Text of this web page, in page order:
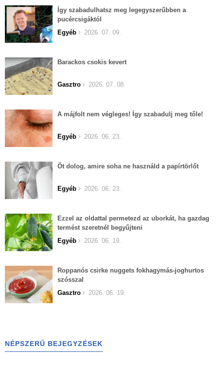
Így szabadulhatsz meg legegyszerűbben a
pucércsigáktól
Egyéb
2026. 07. 09.
Barackos csokis kevert
Gasztro 2026. 07. 08.
A májfolt nem végleges! Így szabadulj meg tőle!
Egyéb 2026. 06. 23.
Öt dolog, amire soha ne használd a papírtörlőt
Egyéb 2026. 06. 23.
Ezzel az oldattal permetezd az uborkát, ha gazdag
termést szeretnél begyűjteni
Egyéb
2026. 06. 19.
Roppanós csirke nuggets fokhagymás-joghurtos
szósszal
Gasztro
2026. 06. 19.
NÉPSZERŰ BEJEGYZÉSEK